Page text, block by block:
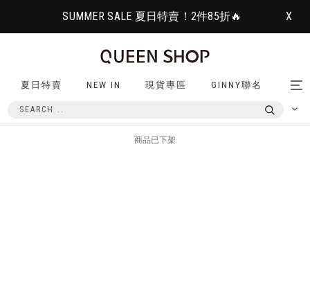
SUMMER SALE 夏日特賣！2件85折🔥 X
夏日特賣 NEW IN 現貨專區 GINNY聯名
商品已下架